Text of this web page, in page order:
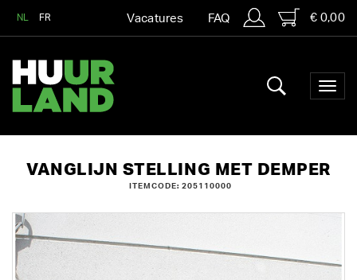
NL FR Vacatures FAQ € 0,00
VANGLIJN STELLING MET DEMPER
ITEMCODE: 205110000